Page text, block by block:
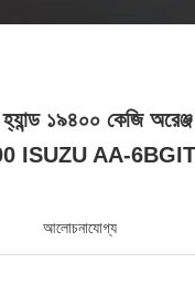
১৯৪০০ কেজি অরেঞ্জ
ISUZU AA-6BGIT
আলোচনাযোগ্য